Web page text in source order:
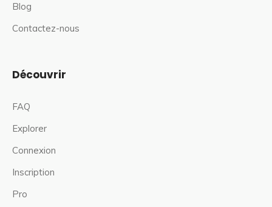
Blog
Contactez-nous
Découvrir
FAQ
Explorer
Connexion
Inscription
Pro